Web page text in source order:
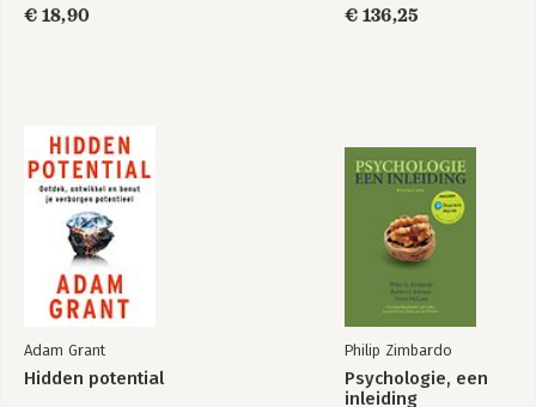
€ 18,90
€ 136,25
Adam Grant
Hidden potential
Philip Zimbardo
Psychologie, een
inleiding